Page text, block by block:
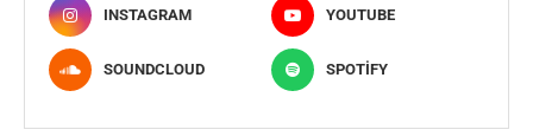
INSTAGRAM YOUTUBE
SOUNDCLOUD SPOTIFY